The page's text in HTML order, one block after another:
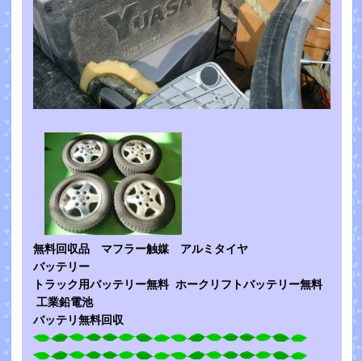
無料回収品 マフラー触媒 アルミタイヤ
バッテリー
トラック用バッテリー無料 ホークリフトバッテリー無料
工業鉛電池
バッテリ無料回収